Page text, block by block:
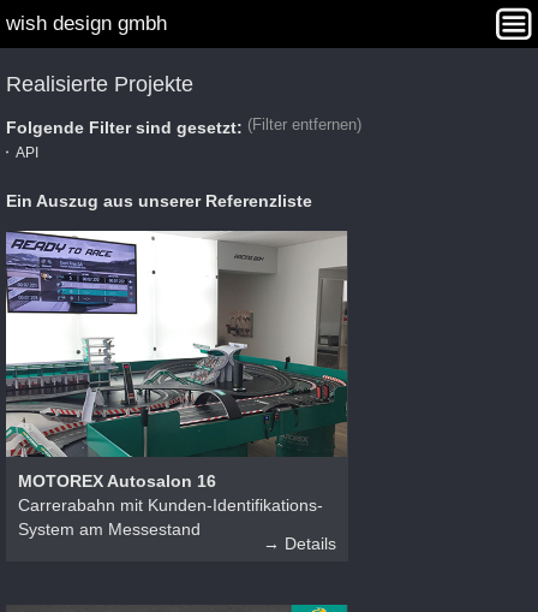
wish design gmbh
Interaction Design
Realisierte Projekte
Folgende Filter sind gesetzt: (Filter entfernen)
API
Ein Auszug aus unserer Referenzliste
MOTOREX Autosalon 16
Carrerabahn mit Kunden-Identifikations-
System am Messestand
→ Details